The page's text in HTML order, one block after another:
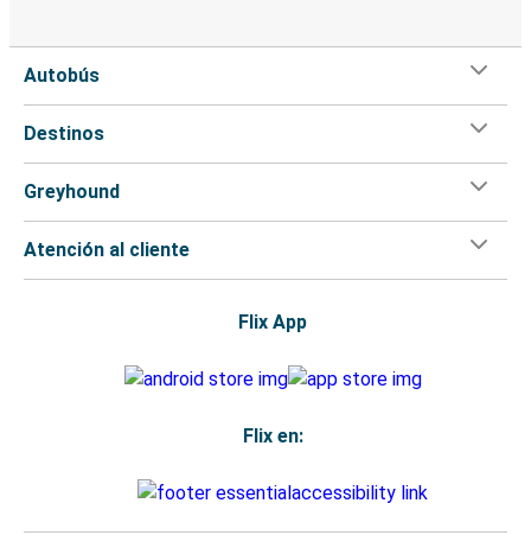
Autobús
Destinos
Greyhound
Atención al cliente
Flix App
Flix en: